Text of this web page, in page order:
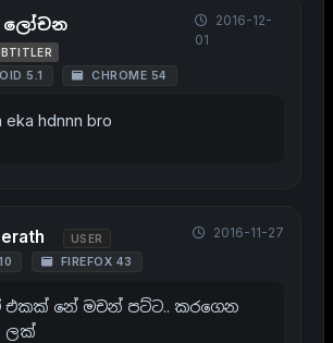
ලෝචන
5.1 CHROME 54
2016-12-
01
eka hdnnn bro
USER
FIREFOX 43
2016-11-27
එකක් නේ මචන් පට්ට.. කරගෙන
ලක්